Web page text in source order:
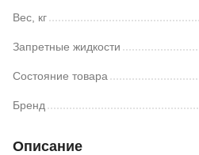
Вес, кг
Запретные жидкости
Состояние товара
Бренд
Описание